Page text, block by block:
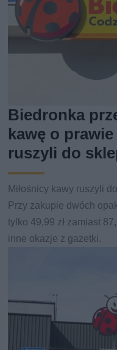
Biedronka
kawę o prawie
ruszyli do
Miłośnicy kawy ruszyli
Przy zakupie dwóch
tylko 49,99 zł zamiast
inne okazje z gazetki.